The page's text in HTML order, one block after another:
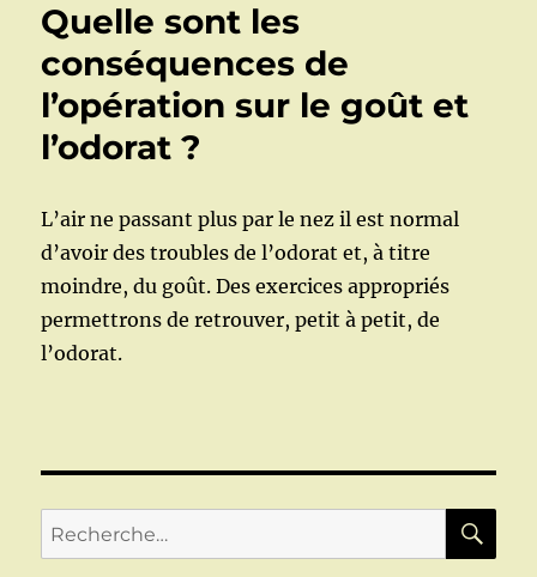
Quelle sont les
conséquences de
l’opération sur le goût et
l’odorat ?
L’air ne passant plus par le nez il est normal
d’avoir des troubles de l’odorat et, à titre
moindre, du goût. Des exercices appropriés
permettrons de retrouver, petit à petit, de
l’odorat.
Recherche
pour :